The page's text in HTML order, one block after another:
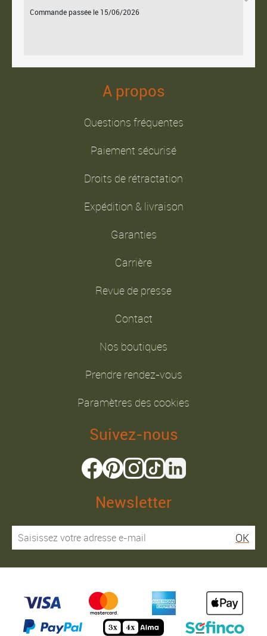
Commande passée le 15/06/2026
A propos
Questions fréquentes
Paiement sécurisé
Droits de rétractation
Expédition & livraison
Garanties
Carrière
Revue de presse
Contact
Nos boutiques
Prendre rendez-vous
Paramètres des cookies
Suivez-nous
Newsletter
OK